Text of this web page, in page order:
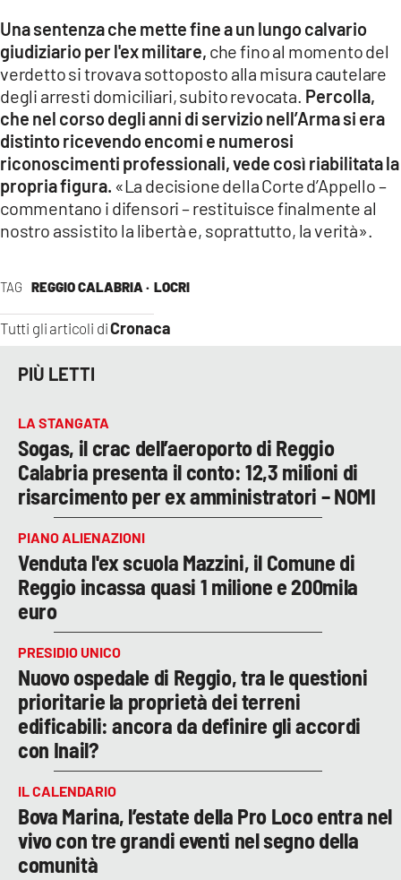
TAG REGGIO CALABRIA · LOCRI
Tutti gli articoli diCronaca
Una sentenza che mette fine a un lungo calvario
giudiziario per l'ex militare, che fino al momento del
verdetto si trovava sottoposto alla misura cautelare
degli arresti domiciliari, subito revocata. Percolla,
che nel corso degli anni di servizio nell’Arma si era
distinto ricevendo encomi e numerosi
riconoscimenti professionali, vede così riabilitata la
propria figura. «La decisione della Corte d’Appello –
commentano i difensori – restituisce finalmente al
nostro assistito la libertà e, soprattutto, la verità».
PIÙ LETTI
LA STANGATA
Sogas, il crac dell’aeroporto di Reggio
Calabria presenta il conto: 12,3 milioni di
risarcimento per ex amministratori – NOMI
PIANO ALIENAZIONI
Venduta l'ex scuola Mazzini, il Comune di
Reggio incassa quasi 1 milione e 200mila
euro
PRESIDIO UNICO
Nuovo ospedale di Reggio, tra le questioni
prioritarie la proprietà dei terreni
edificabili: ancora da definire gli accordi
con Inail?
IL CALENDARIO
Bova Marina, l’estate della Pro Loco entra nel
vivo con tre grandi eventi nel segno della
comunità